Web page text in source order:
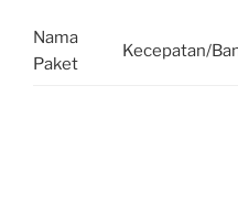
Nama
Paket
Kecepatan/